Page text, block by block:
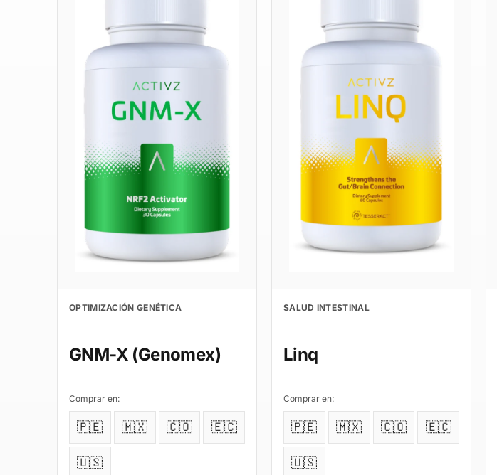
OPTIMIZACIÓN GENÉTICA
GNM-X (Genomex)
Comprar en:
🇵🇪 🇲🇽 🇨🇴 🇪🇨
🇺🇸
SALUD INTESTINAL
Linq
Comprar en:
🇵🇪 🇲🇽 🇨🇴 🇪🇨
🇺🇸